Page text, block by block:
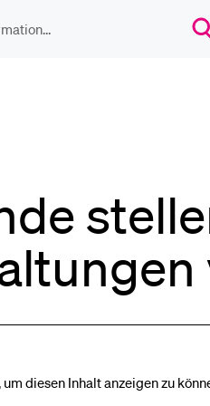
diesen Inhalt anzeigen zu